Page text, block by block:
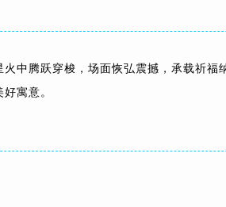
中腾跃穿梭，场面恢弘震撼，承载祈福
寓意。